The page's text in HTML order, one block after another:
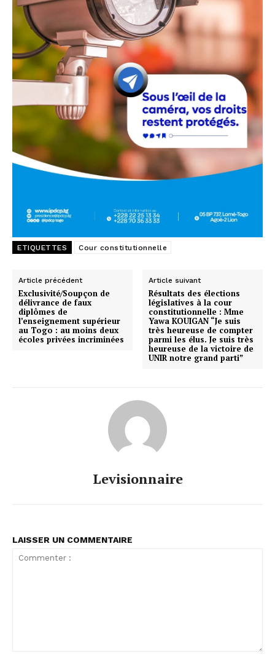
ETIQUETTES Cour constitutionnelle
Article précédent
Exclusivité/Soupçon de
délivrance de faux
diplômes de
l’enseignement supérieur
au Togo : au moins deux
écoles privées incriminées
Article suivant
Résultats des élections
législatives à la cour
constitutionnelle : Mme
Yawa KOUIGAN “Je suis
très heureuse de compter
parmi les élus. Je suis très
heureuse de la victoire de
UNIR notre grand parti”
Levisionnaire
LAISSER UN COMMENTAIRE